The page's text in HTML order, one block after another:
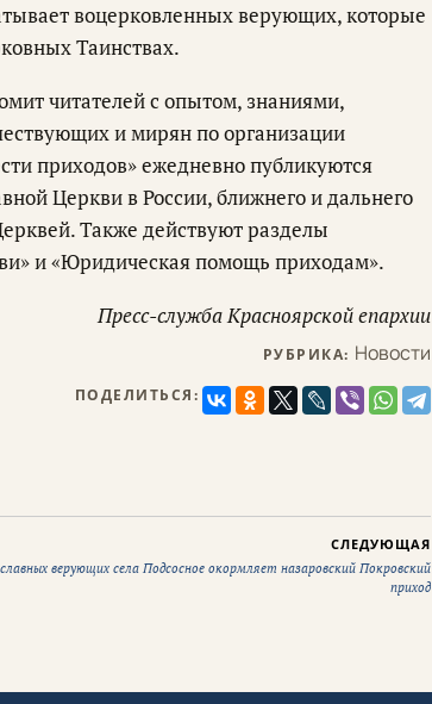
воцерковленных верующих, которые
Таинствах.
читателей с опытом, знаниями,
и мирян по организации
приходов» ежедневно публикуются
Церкви в России, ближнего и дальнего
Также действуют разделы
и «Юридическая помощь приходам».
Пресс-служба Красноярской епархии
РУБРИКА: Новости
ПОДЕЛИТЬСЯ:
СЛЕДУЮЩАЯ
верующих села Подсосное окормляет назаровский Покровский
приход